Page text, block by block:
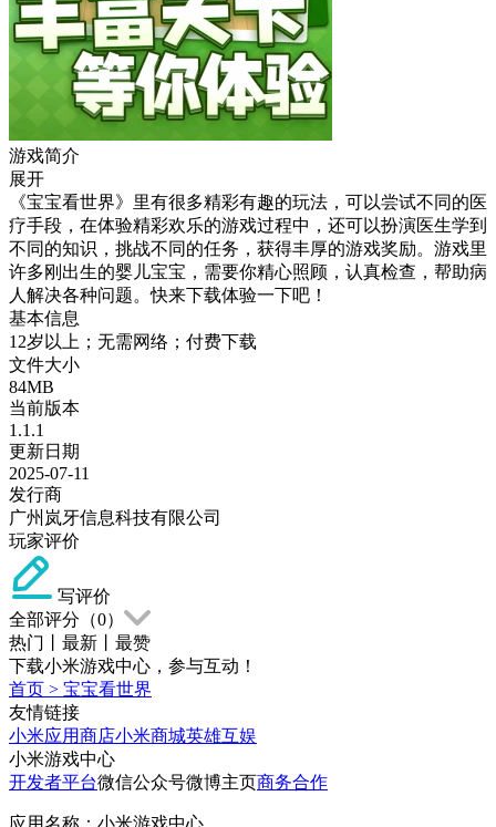
游戏简介
展开
《宝宝看世界》里有很多精彩有趣的玩法，可以尝试不同的医
疗手段，在体验精彩欢乐的游戏过程中，还可以扮演医生学到
不同的知识，挑战不同的任务，获得丰厚的游戏奖励。游戏里
许多刚出生的婴儿宝宝，需要你精心照顾，认真检查，帮助病
人解决各种问题。快来下载体验一下吧！
基本信息
12岁以上；无需网络；付费下载
文件大小
84MB
当前版本
1.1.1
更新日期
2025-07-11
发行商
广州岚牙信息科技有限公司
玩家评价
写评价
全部评分（0）
热门
最新
最赞
下载小米游戏中心，参与互动！
首页 > 宝宝看世界
友情链接
小米应用商店小米商城英雄互娱
小米游戏中心
开发者平台微信公众号微博主页商务合作
应用名称：小米游戏中心